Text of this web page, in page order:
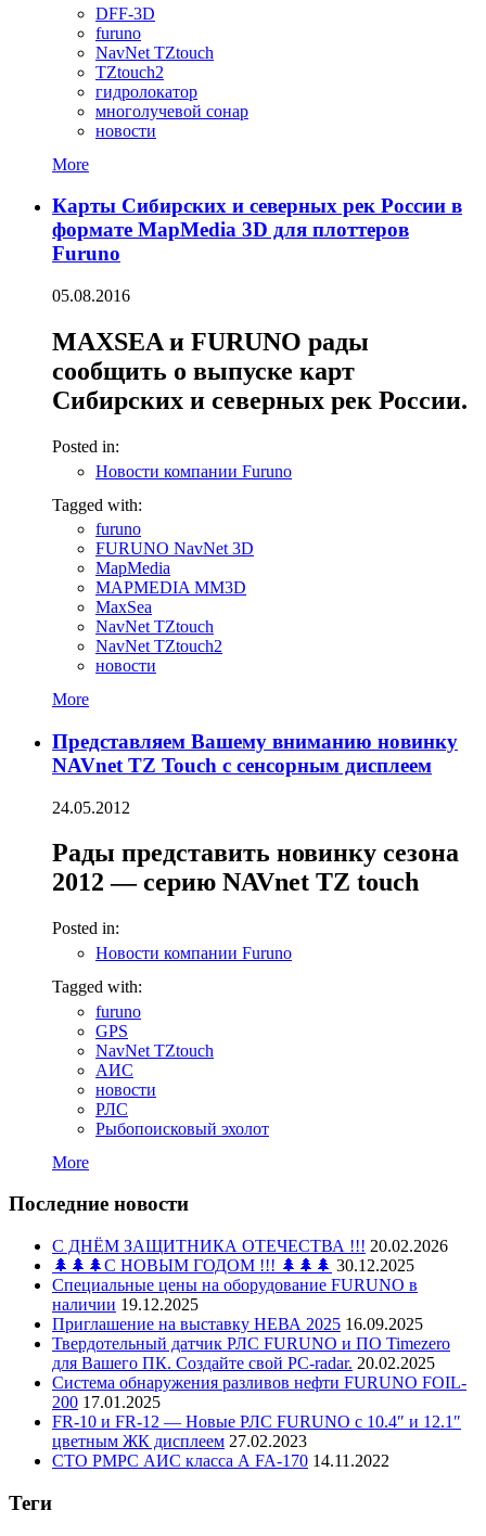
DFF-3D
furuno
NavNet TZtouch
TZtouch2
гидролокатор
многолучевой сонар
новости
More
Карты Сибирских и северных рек России в
формате MapMedia 3D для плоттеров
Furuno
05.08.2016
MAXSEA и FURUNO рады
сообщить о выпуске карт
Сибирских и северных рек России.
Posted in:
Новости компании Furuno
Tagged with:
furuno
FURUNO NavNet 3D
MapMedia
MAPMEDIA MM3D
MaxSea
NavNet TZtouch
NavNet TZtouch2
новости
More
Представляем Вашему вниманию новинку
NAVnet TZ Touch c сенсорным дисплеем
24.05.2012
Рады представить новинку сезона
2012 — серию NAVnet TZ touch
Posted in:
Новости компании Furuno
Tagged with:
furuno
GPS
NavNet TZtouch
АИС
новости
РЛС
Рыбопоисковый эхолот
More
Последние новости
С ДНЁМ ЗАЩИТНИКА ОТЕЧЕСТВА !!! 20.02.2026
🌲🌲🌲С НОВЫМ ГОДОМ !!! 🌲🌲🌲 30.12.2025
Специальные цены на оборудование FURUNO в
наличии 19.12.2025
Приглашение на выставку НЕВА 2025 16.09.2025
Твердотельный датчик РЛС FURUNO и ПО Timezero
для Вашего ПК. Создайте свой PC-radar. 20.02.2025
Система обнаружения разливов нефти FURUNO FOIL-
200 17.01.2025
FR-10 и FR-12 — Новые РЛС FURUNO c 10.4″ и 12.1″
цветным ЖК дисплеем 27.02.2023
СТО РМРС АИС класса А FA-170 14.11.2022
Теги